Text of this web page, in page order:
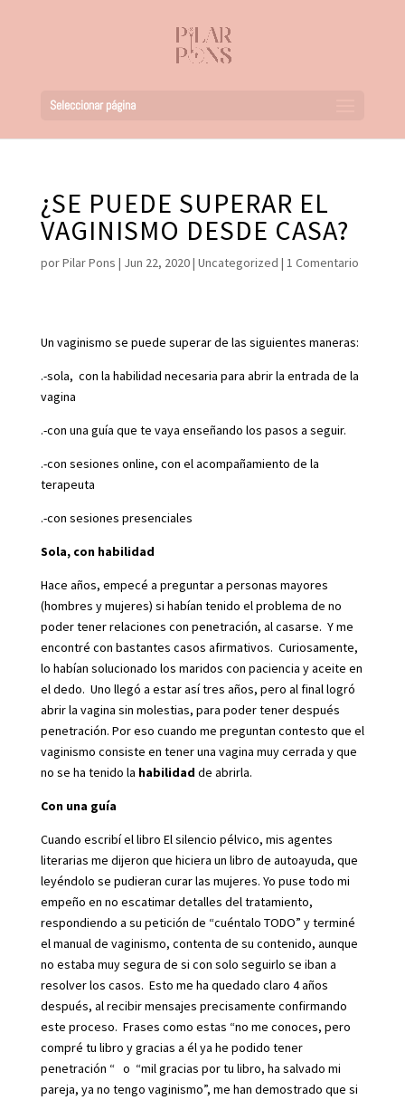
Seleccionar página
¿SE PUEDE SUPERAR EL
VAGINISMO DESDE CASA?
porPilar Pons | Jun 22, 2020| Uncategorized | 1 Comentario
Un vaginismo se puede superar de las siguientes maneras:
.-sola, con la habilidad necesaria para abrir la entrada de la
vagina
.-con una guía que te vaya enseñando los pasos a seguir.
.-con sesiones online, con el acompañamiento de la
terapeuta
.-con sesiones presenciales
Sola, con habilidad
Hace años, empecé a preguntar a personas mayores
(hombres y mujeres) si habían tenido el problema de no
poder tener relaciones con penetración, al casarse. Y me
encontré con bastantes casos afirmativos. Curiosamente,
lo habían solucionado los maridos con paciencia y aceite en
el dedo. Uno llegó a estar así tres años, pero al final logró
abrir la vagina sin molestias, para poder tener después
penetración. Por eso cuando me preguntan contesto que el
vaginismo consiste en tener una vagina muy cerrada y que
no se ha tenido la habilidad de abrirla.
Con una guía
Cuando escribí el libro El silencio pélvico, mis agentes
literarias me dijeron que hiciera un libro de autoayuda, que
leyéndolo se pudieran curar las mujeres. Yo puse todo mi
empeño en no escatimar detalles del tratamiento,
respondiendo a su petición de “cuéntalo TODO” y terminé
el manual de vaginismo, contenta de su contenido, aunque
no estaba muy segura de si con solo seguirlo se iban a
resolver los casos. Esto me ha quedado claro 4 años
después, al recibir mensajes precisamente confirmando
este proceso. Frases como estas “no me conoces, pero
compré tu libro y gracias a él ya he podido tener
penetración “ o “mil gracias por tu libro, ha salvado mi
pareja, ya no tengo vaginismo”, me han demostrado que si